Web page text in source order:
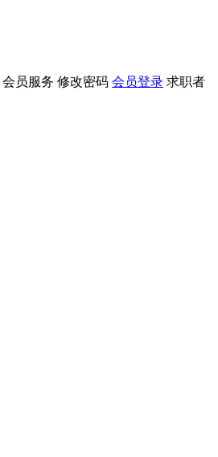
会员服务 修改密码 会员登录 求职者